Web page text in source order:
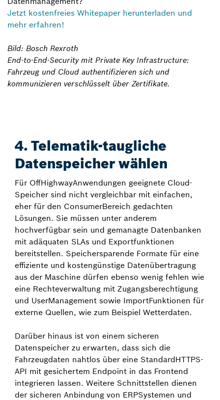
Jetzt kostenfreies Whitepaper herunterladen und
mehr erfahren!
Bild: Bosch Rexroth
End-to-End-Security mit Private Key Infrastructure:
Fahrzeug und Cloud authentifizieren sich und
kommunizieren verschlüsselt über Zertifikate.
4. Telematik-taugliche
Datenspeicher wählen
Für Off­Highway­Anwendungen geeignete Cloud­
Speicher sind nicht vergleichbar mit einfachen,
eher für den Consumer­Bereich gedachten
Lösungen. Sie müssen unter anderem
hochverfügbar sein und gemanagte Datenbanken
mit adäquaten SLAs und Exportfunktionen
bereitstellen. Speichersparende Formate für eine
effiziente und kostengünstige Datenübertragung
aus der Maschine dürfen ebenso wenig fehlen wie
eine Rechteverwaltung mit Zugangsberechtigung
und User­Management sowie Import­Funktionen für
externe Quellen, wie zum Beispiel Wetterdaten.
Darüber hinaus ist von einem sicheren
Datenspeicher zu erwarten, dass sich die
Fahrzeugdaten nahtlos über eine Standard­HTTPS­
API mit gesichertem Endpoint in das Frontend
integrieren lassen. Weitere Schnittstellen dienen
der sicheren Anbindung von ERP­Systemen und